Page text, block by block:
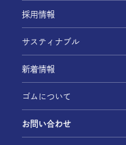
採用情報
サスティナブル
新着情報
ゴムについて
お問い合わせ